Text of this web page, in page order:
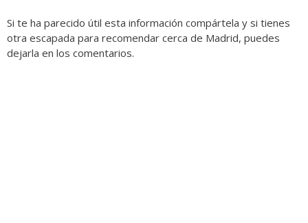
Si te ha parecido útil esta información compártela y si tienes
otra escapada para recomendar cerca de Madrid, puedes
dejarla en los comentarios.